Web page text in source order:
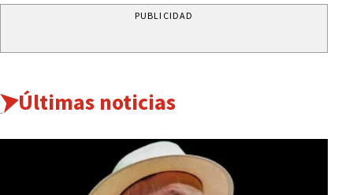
PUBLICIDAD
Últimas noticias